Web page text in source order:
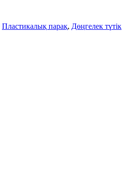
Пластикалық парақ, Дөңгелек түтік